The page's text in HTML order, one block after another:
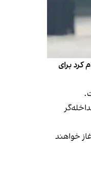
کرد برای
«تیراندازی واقعی» آغاز خواهند